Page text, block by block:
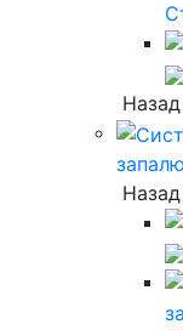
Назад
Назад